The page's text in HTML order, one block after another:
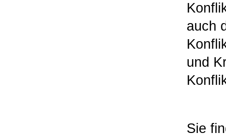
auch
und
Sie